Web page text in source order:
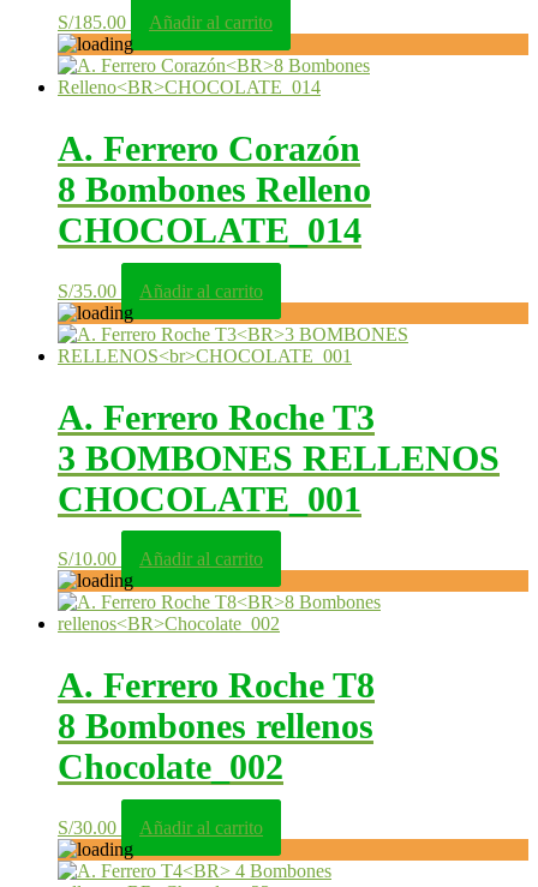
S/185.00 Añadir al carrito
A. Ferrero Corazón
8 Bombones Relleno
CHOCOLATE_014
S/35.00 Añadir al carrito
A. Ferrero Roche T3
3 BOMBONES RELLENOS
CHOCOLATE_001
S/10.00 Añadir al carrito
A. Ferrero Roche T8
8 Bombones rellenos
Chocolate_002
S/30.00 Añadir al carrito